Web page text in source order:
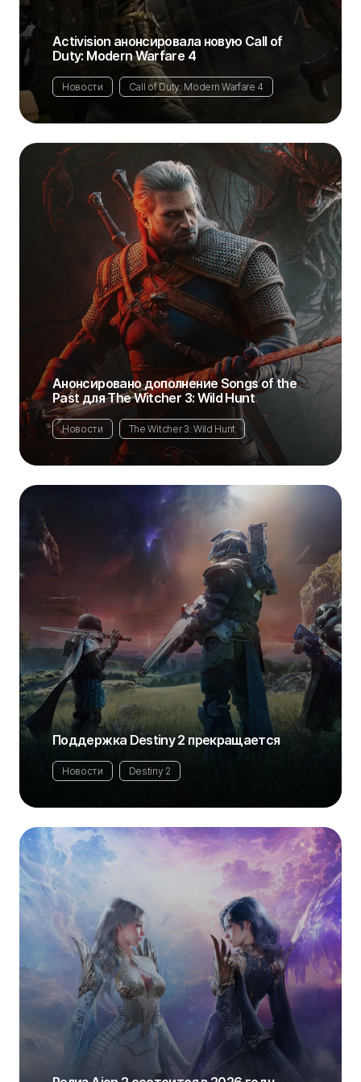
Activision анонсировала новую Call of
Duty: Modern Warfare 4
Новости Call of Duty: Modern Warfare 4
Анонсировано дополнение Songs of the
Past для The Witcher 3: Wild Hunt
Новости The Witcher 3: Wild Hunt
Поддержка Destiny 2 прекращается
Новости Destiny 2